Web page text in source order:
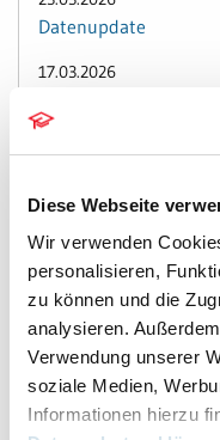
Diese Webseite
Wir verwenden
personalisieren,
zu können und die
analysieren.
Verwendung unserer
soziale Medien,
Informationen hierzu
Datenupdate
17.03.2026
09.03.2026
Datenupdate
03.03.2026
Version 2026.03
02.03.2026
Datenupdate